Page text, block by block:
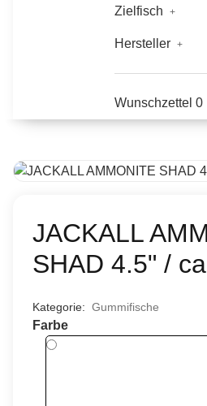
Zielfisch
Hersteller
Wunschzettel 0
JACKALL
SHAD 4.5" /
Kategorie: Gummifische
Farbe